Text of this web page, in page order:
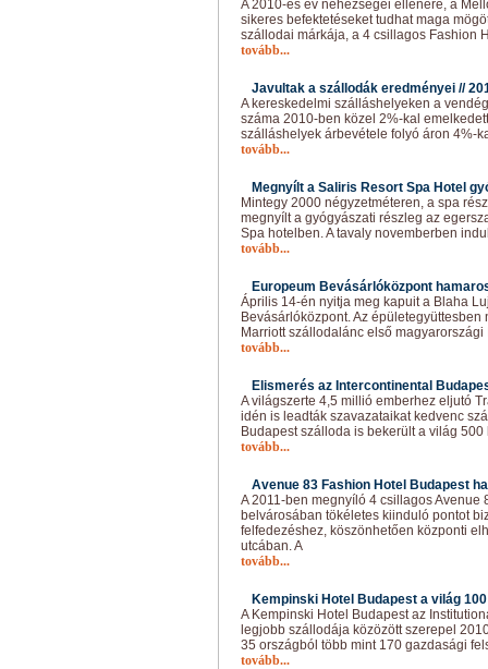
A 2010-es év nehézségei ellenére, a
sikeres befektetéseket tudhat maga
szállodai márkája, a 4 csillagos Fashion
tovább...
Javultak a szállodák eredményei //
A kereskedelmi szálláshelyeken a
száma 2010-ben közel 2%-kal
szálláshelyek árbevétele folyó áron 4%-
tovább...
Megnyílt a Saliris Resort Spa Hotel
Mintegy 2000 négyzetméteren, a spa
megnyílt a gyógyászati részleg az
Spa hotelben. A tavaly novemberben
tovább...
Europeum Bevásárlóközpont
Április 14-én nyitja meg kapuit a Blaha
Bevásárlóközpont. Az épületegyüttesben
Marriott szállodalánc első
tovább...
Elismerés az Intercontinental
A világszerte 4,5 millió emberhez eljutó
idén is leadták szavazataikat kedvenc
Budapest szálloda is bekerült a világ
tovább...
Avenue 83 Fashion Hotel Budapest
A 2011-ben megnyíló 4 csillagos Avenue
belvárosában tökéletes kiinduló pontot
felfedezéshez, köszönhetően központi
utcában. A
tovább...
Kempinski Hotel Budapest a világ
A Kempinski Hotel Budapest az
legjobb szállodája közözött szerepel
35 országból több mint 170 gazdasági
tovább...